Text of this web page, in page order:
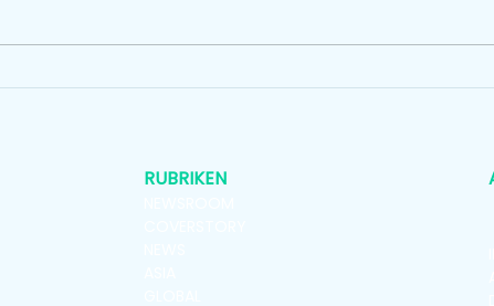
RUBRIKEN